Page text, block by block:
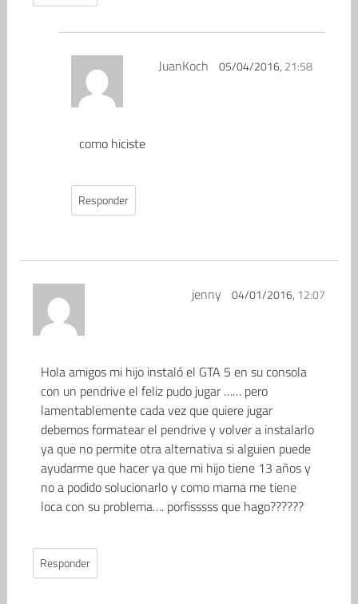
JuanKoch 05/04/2016, 21:58
como hiciste
Responder
jenny 04/01/2016, 12:07
Hola amigos mi hijo instaló el GTA 5 en su consola
con un pendrive el feliz pudo jugar …… pero
lamentablemente cada vez que quiere jugar
debemos formatear el pendrive y volver a instalarlo
ya que no permite otra alternativa si alguien puede
ayudarme que hacer ya que mi hijo tiene 13 años y
no a podido solucionarlo y como mama me tiene
loca con su problema…. porfisssss que hago??????
Responder